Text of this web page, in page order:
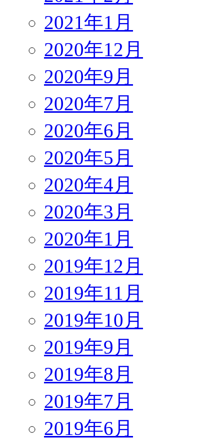
2021年1月
2020年12月
2020年9月
2020年7月
2020年6月
2020年5月
2020年4月
2020年3月
2020年1月
2019年12月
2019年11月
2019年10月
2019年9月
2019年8月
2019年7月
2019年6月